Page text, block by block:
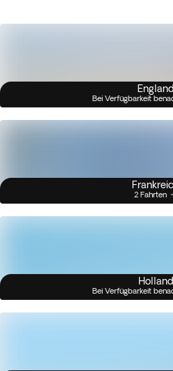
England
Bei Verfügbarkeit
2 Fahrten
Holland
Bei Verfügbarkeit